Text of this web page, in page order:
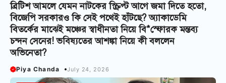
ব্রিটিশ আমলে যেমন নাটকের স্ক্রিপ্ট আগে জমা দিতে হতো,
বিজেপি সরকারও কি সেই পথেই হাঁটছে? অ্যাকাডেমি
বিতর্কের মাঝেই মঞ্চের স্বাধীনতা নিয়ে বি*স্ফোরক মন্তব্য
চন্দন সেনের! ভবিষ্যতের আশঙ্কা নিয়ে কী বললেন
অভিনেতা?
Piya Chanda July 24, 2026